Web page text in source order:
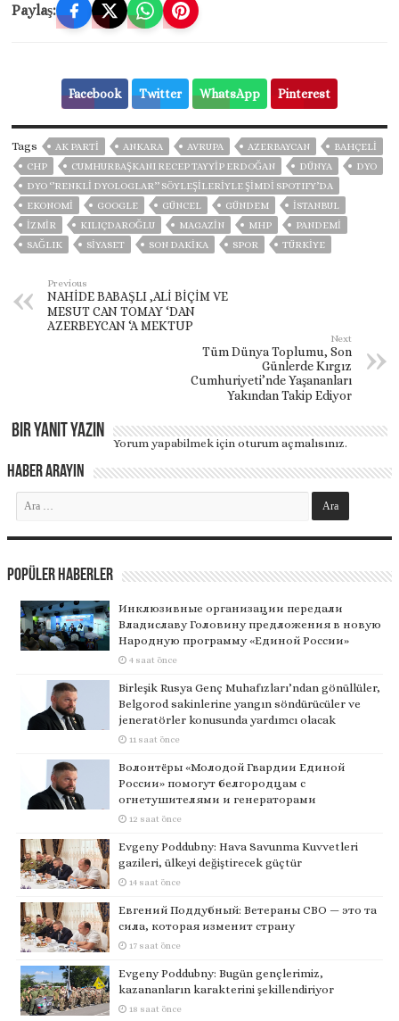
Paylaş:
Facebook Twitter WhatsApp Pinterest
Tags AK PARTİ ANKARA AVRUPA AZERBAYCAN
BAHÇELİ
CHP
CUMHURBAŞKANI RECEP TAYYIP ERDOĞAN DÜNYA
DYO
DYO ‘’RENKLİ DYOLOGLAR’’ SÖYLEŞİLERİYLE ŞİMDİ SPOTIFY’DA
EKONOMİ
GOOGLE GÜNCEL GÜNDEM
ISTANBUL
İZMIR
KILIÇDAROĞLU MAGAZİN MHP
PANDEMİ
SAĞLIK
SİYASET SON DAKIKA SPOR TÜRKİYE
Previous
NAHİDE BABAŞLI ,ALİ BİÇİM VE
MESUT CAN TOMAY ‘DAN
AZERBEYCAN ‘A MEKTUP
Next
Tüm Dünya Toplumu, Son
Günlerde Kırgız
Cumhuriyeti’nde Yaşananları
Yakından Takip Ediyor
Bir yanıt yazın
Yorum yapabilmek içinoturum açmalısınız.
Haber Arayın
Popüler Haberler
Инклюзивные организации передали
Владиславу Головину предложения в новую
Народную программу «Единой России»
4 saat önce
Birleşik Rusya Genç Muhafızları’ndan gönüllüler,
Belgorod sakinlerine yangın söndürücüler ve
jeneratörler konusunda yardımcı olacak
11 saat önce
Волонтёры «Молодой Гвардии Единой
России» помогут белгородцам с
огнетушителями и генераторами
12 saat önce
Evgeny Poddubny: Hava Savunma Kuvvetleri
gazileri, ülkeyi değiştirecek güçtür
14 saat önce
Евгений Поддубный: Ветераны СВО — это та
сила, которая изменит страну
17 saat önce
Evgeny Poddubny: Bugün gençlerimiz,
kazananların karakterini şekillendiriyor
18 saat önce